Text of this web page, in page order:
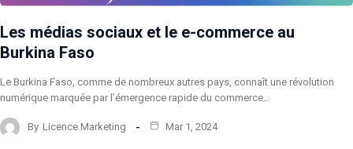
Les médias sociaux et le e-commerce au
Burkina Faso
Le Burkina Faso, comme de nombreux autres pays, connaît une révolution
numérique marquée par l’émergence rapide du commerce…
By Licence Marketing Mar 1, 2024